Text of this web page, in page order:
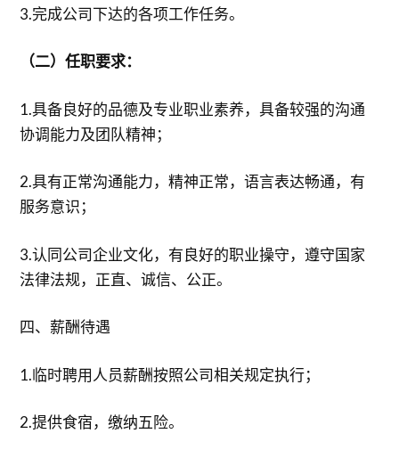
3.完成公司下达的各项工作任务。
（二）任职要求：
1.具备良好的品德及专业职业素养，具备较强的沟通
协调能力及团队精神；
2.具有正常沟通能力，精神正常，语言表达畅通，有
服务意识；
3.认同公司企业文化，有良好的职业操守，遵守国家
法律法规，正直、诚信、公正。
四、薪酬待遇
1.临时聘用人员薪酬按照公司相关规定执行；
2.提供食宿，缴纳五险。